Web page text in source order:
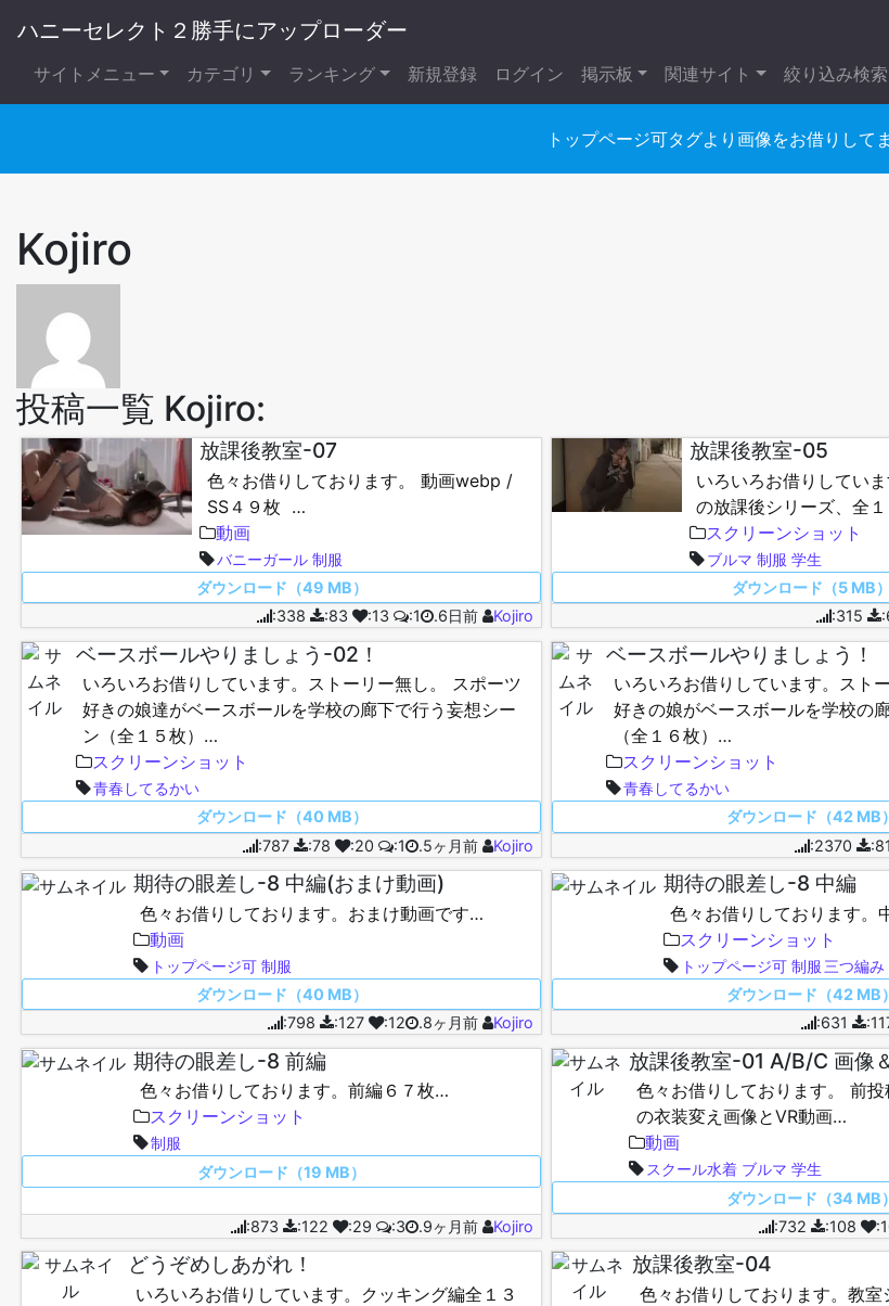
ハニーセレクト２勝手にアップローダー
サイトメニュー カテゴリ ランキング 新規登録 ログイン 掲示板 関連サイト 絞り込み検索
トップページ可タグより画像をお借りして
Kojiro
投稿一覧 Kojiro:
放課後教室-07
色々お借りしております。 動画webp /
SS４９枚 …
動画
バニーガール 制服
ダウンロード（49 MB）
:338
:83 :13 :1 .6日前 Kojiro
放課後教室-05
いろいろお借りしてい
の放課後シリーズ、全
スクリーンショット
ブルマ 制服 学生
ダウンロード（5 MB）
:315
ベースボールやりましょう-02！
いろいろお借りしています。ストーリー無し。 スポーツ
好きの娘達がベースボールを学校の廊下で行う妄想シー
ン（全１５枚）…
スクリーンショット
青春してるかい
ダウンロード（40 MB）
:787
:78 :20 :1 .5ヶ月前 Kojiro
ベースボールやりましょう！
いろいろお借りしています。スト
好きの娘がベースボールを学校の
（全１６枚）…
スクリーンショット
青春してるかい
ダウンロード（42 MB）
:2370
期待の眼差し-8 中編(おまけ動画)
色々お借りしております。おまけ動画です…
動画
トップページ可 制服
ダウンロード（40 MB）
:798
:127 :12 .8ヶ月前 Kojiro
期待の眼差し-8 中編
色々お借りしております。
スクリーンショット
トップページ可 制服 三つ編み
ダウンロード（42 MB）
:631
期待の眼差し-8 前編
色々お借りしております。前編６７枚…
スクリーンショット
制服
ダウンロード（19 MB）
:873 :122 :29 :3 .9ヶ月前 Kojiro
放課後教室-01 A/B/C 画像
色々お借りしております。 前投
の衣装変え画像とVR動画…
動画
スクール水着 ブルマ 学生
ダウンロード（34 MB）
:732
:108
どうぞめしあがれ！
いろいろお借りしています。クッキング編全１３
放課後教室-04
色々お借りしております。教